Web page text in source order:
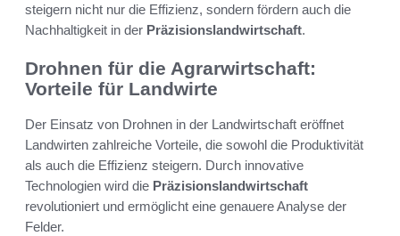
steigern nicht nur die Effizienz, sondern fördern auch die
Nachhaltigkeit in der Präzisionslandwirtschaft.
Drohnen für die Agrarwirtschaft:
Vorteile für Landwirte
Der Einsatz von Drohnen in der Landwirtschaft eröffnet
Landwirten zahlreiche Vorteile, die sowohl die Produktivität
als auch die Effizienz steigern. Durch innovative
Technologien wird die Präzisionslandwirtschaft
revolutioniert und ermöglicht eine genauere Analyse der
Felder.